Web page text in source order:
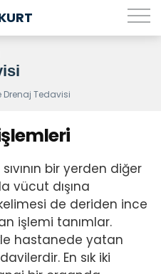
Drenaj Tedavisi
bir yerden diğer
vücut dışına
kelimesi de deriden ince
işlemi tanımlar.
hastanede yatan
En sık iki